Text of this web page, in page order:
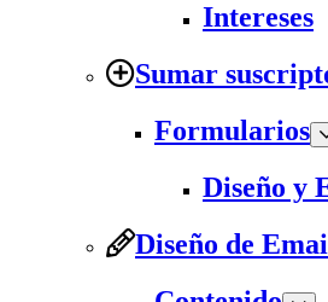
Intereses
Sumar
Formularios
Diseño y
Diseño de